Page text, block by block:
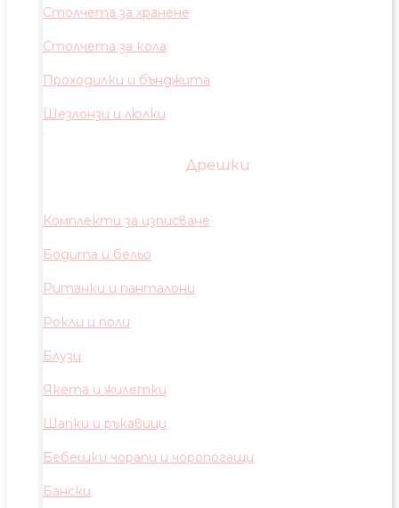
Столчета за хранене
Столчета за кола
Проходилки и бънджита
Шезлонзи и люлки
Дрешки
Комплекти за изписване
Бодита и бельо
Ританки и панталони
Рокли и поли
Блузи
Якета и жилетки
Шапки и ръкавици
Бебешки чорапи и чоропогащи
Бански